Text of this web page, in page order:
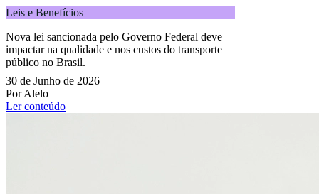
Leis e Benefícios
Nova lei sancionada pelo Governo Federal deve
impactar na qualidade e nos custos do transporte
público no Brasil.
30 de Junho de 2026
Por Alelo
Ler conteúdo